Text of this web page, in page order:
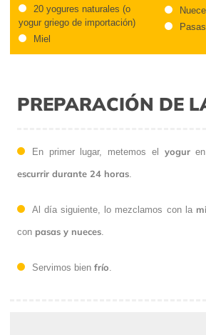
20 yogures naturales (o
yogur griego de importación)
Miel
Pasas
PREPARACIÓN DE
En primer lugar, metemos el yogur
escurrir durante 24 horas.
Al día siguiente, lo mezclamos con la
con pasas y nueces.
Servimos bien frío.